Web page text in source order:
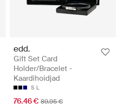
edd.
Gift Set Card
Holder/Bracelet -
Kaardihoidjad
S L
76.46 € 89.95 €